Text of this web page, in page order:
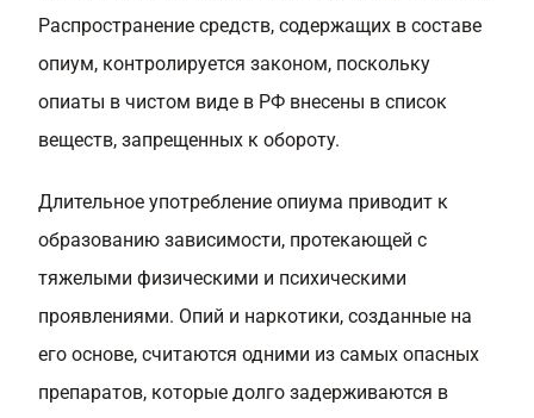
Распространение средств, содержащих в составе
опиум, контролируется законом, поскольку
опиаты в чистом виде в РФ внесены в список
веществ, запрещенных к обороту.
Длительное употребление опиума приводит к
образованию зависимости, протекающей с
тяжелыми физическими и психическими
проявлениями. Опий и наркотики, созданные на
его основе, считаются одними из самых опасных
препаратов, которые долго задерживаются в